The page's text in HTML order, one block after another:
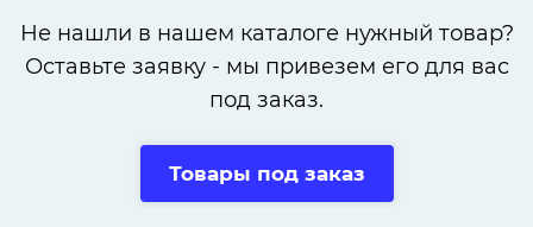
Не нашли в нашем каталоге нужный товар?
Оставьте заявку - мы привезем его для вас
под заказ.
Товары под заказ